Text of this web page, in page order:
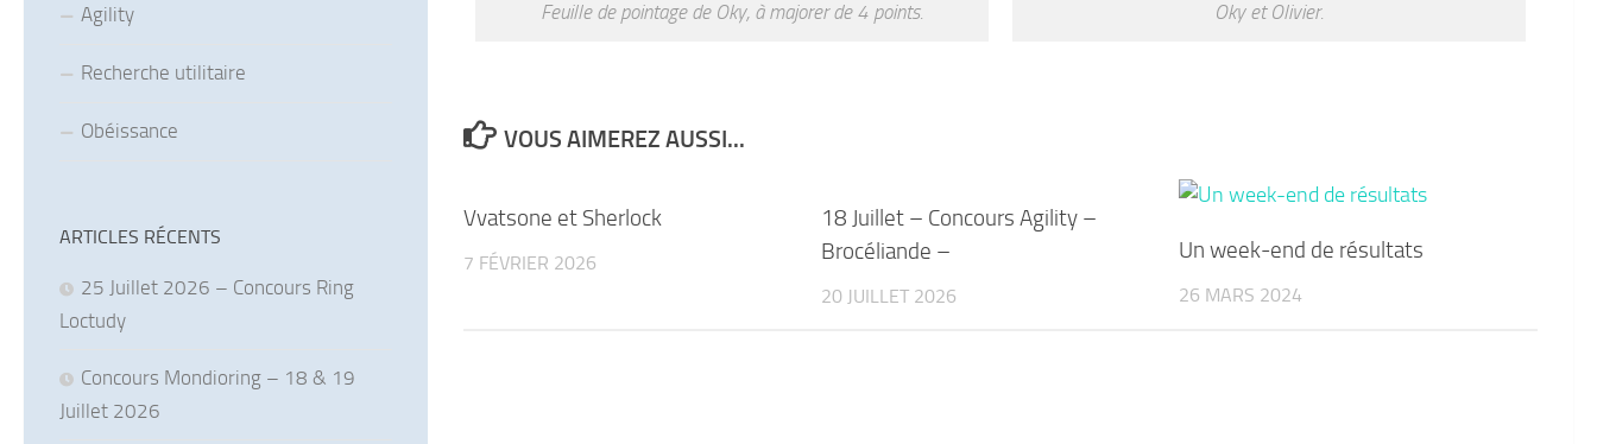
Feuille de pointage de Oky, à majorer de 4 points. Oky et Olivier.
VOUS AIMEREZ AUSSI...
Vvatsone et Sherlock
7 FÉVRIER 2026
18 Juillet – Concours Agility –
Brocéliande –
20 JUILLET 2026
Un week-end de résultats
26 MARS 2024
Agility
Recherche utilitaire
Obéissance
ARTICLES RÉCENTS
25 Juillet 2026 – Concours Ring
Loctudy
Concours Mondioring – 18 & 19
Juillet 2026